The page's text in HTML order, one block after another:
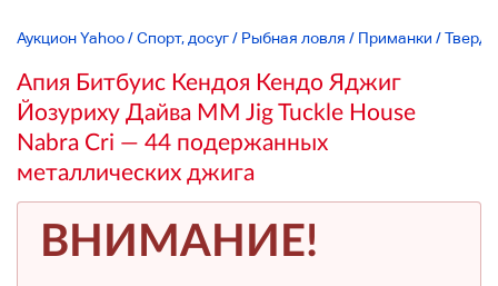
Аукцион Yahoo/Спорт, досуг/ Рыбная ловля / Приманки /
Апия Битбуис Кендоя Кендо Яджиг
Йозуриху Дайва MM Jig Tuckle House
Nabra Cri — 44 подержанных
металлических джига
ВНИМАНИЕ!